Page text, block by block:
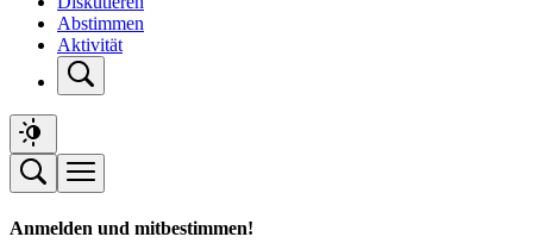
Abstimmen
Aktivität
Anmelden und mitbestimmen!